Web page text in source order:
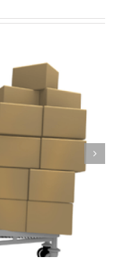
Weg zu einem
Unternehmen